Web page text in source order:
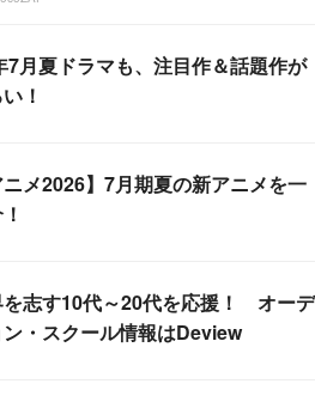
7月夏ドラマも、注目作＆話題作が
！
ニメ2026】7月期夏の新アニメを一
を志す10代～20代を応援！ オーデ
ン・スクール情報はDeview